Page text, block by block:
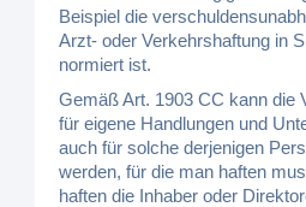
Beispiel die
Arzt- oder Verkehrshaftung in
normiert ist.
Gemäß Art. 1903 CC kann die
für eigene Handlungen und
auch für solche derjenigen
werden, für die man haften
haften die Inhaber oder